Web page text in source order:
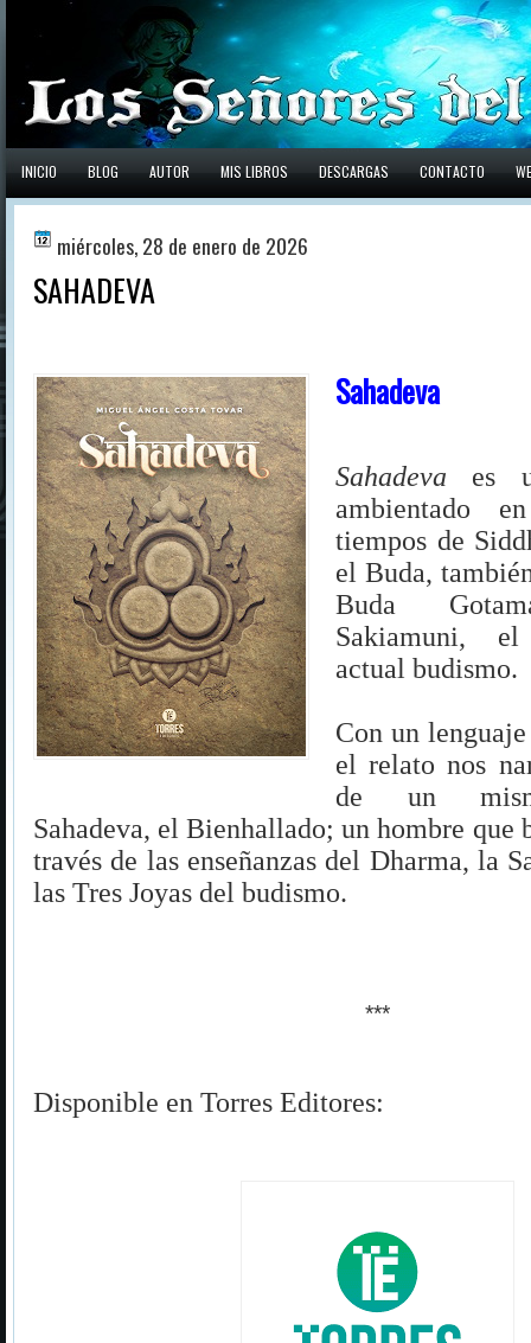
INICIO BLOG AUTOR MIS LIBROS DESCARGAS CONTACTO
miércoles, 28 de enero de 2026
SAHADEVA
Sahadeva
Sahadeva es
ambientado
tiempos de
el Buda,
Buda
Sakiamuni,
actual budismo.
Con un
el relato nos
de un
Sahadeva, el Bienhallado; un hombre que
través de las enseñanzas del Dharma, la
las Tres Joyas del budismo.
***
Disponible en Torres Editores: